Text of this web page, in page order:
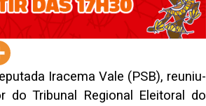
Iracema Vale (PSB), reuniu-
Tribunal Regional Eleitoral do